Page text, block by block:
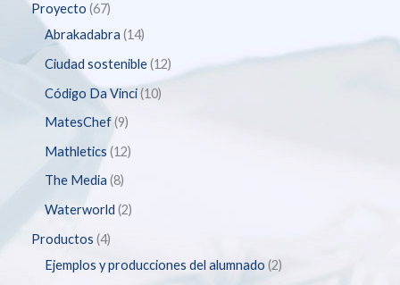
Proyecto 67
Abrakadabra 14
Ciudad sostenible 12
Código Da Vinci 10
MatesChef 9
Mathletics 12
The Media 8
Waterworld 2
Productos 4
Ejemplos y producciones del alumnado 2